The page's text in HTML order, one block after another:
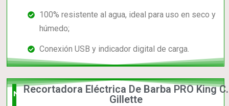
100% resistente al agua, ideal para uso en seco y
húmedo;
Conexión USB y indicador digital de carga.
Nuevo
Recortadora Eléctrica De Barba PRO King C.
Gillette